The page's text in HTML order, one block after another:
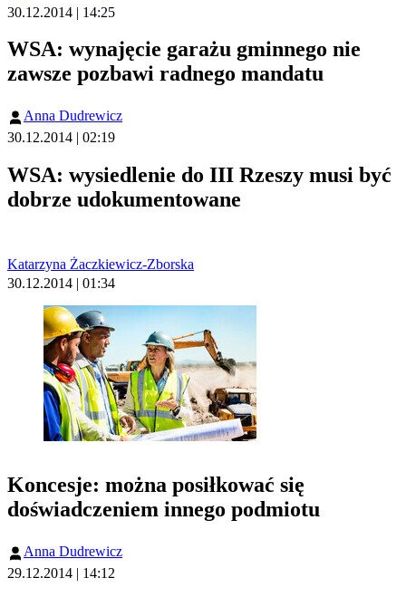
30.12.2014 | 14:25
WSA: wynajęcie garażu gminnego nie
zawsze pozbawi radnego mandatu
Anna Dudrewicz
30.12.2014 | 02:19
WSA: wysiedlenie do III Rzeszy musi być
dobrze udokumentowane
Katarzyna Żaczkiewicz-Zborska
30.12.2014 | 01:34
Koncesje: można posiłkować się
doświadczeniem innego podmiotu
Anna Dudrewicz
29.12.2014 | 14:12